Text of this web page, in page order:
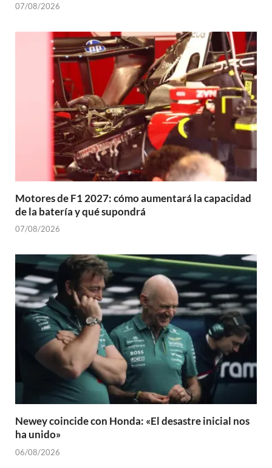
07/08/2026
Motores de F1 2027: cómo aumentará la capacidad
de la batería y qué supondrá
07/08/2026
Newey coincide con Honda: «El desastre inicial nos
ha unido»
06/08/2026